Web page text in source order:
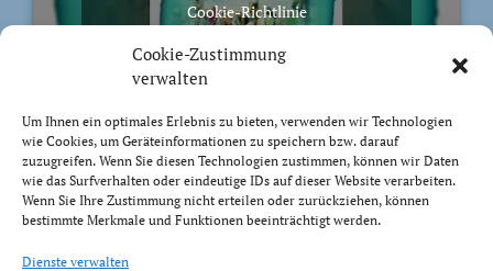
Cookie-Zustimmung
verwalten
Um Ihnen ein optimales Erlebnis zu bieten, verwenden wir Technologien
wie Cookies, um Geräteinformationen zu speichern bzw. darauf
zuzugreifen. Wenn Sie diesen Technologien zustimmen, können wir Daten
wie das Surfverhalten oder eindeutige IDs auf dieser Website verarbeiten.
Wenn Sie Ihre Zustimmung nicht erteilen oder zurückziehen, können
bestimmte Merkmale und Funktionen beeinträchtigt werden.
Dienste verwalten
Cookie-Richtlinie
Ich stimme zu
BIBELVERS DES TAGES
euch tragen, bis ihr grau werdet. Ich habe es getan; ich